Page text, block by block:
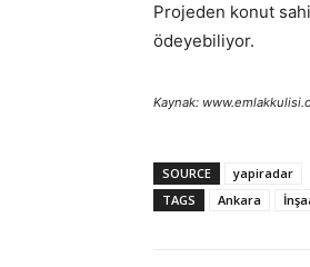
Projeden konut
ödeyebiliyor.
Kaynak:
SOURCE
yapiradar
TAGS
Ankara